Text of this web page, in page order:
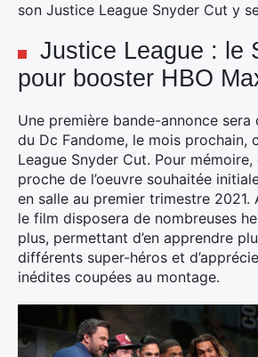
son Justice League Snyder Cut y
Justice League : le
pour booster HBO
Une première bande-annonce
du Dc Fandome, le mois prochain,
League Snyder Cut. Pour
proche de l’oeuvre souhaitée
en salle au premier trimestre 2021.
le film disposera de nombreuses
plus, permettant d’en apprendre
différents super-héros et
inédites coupées au montage.